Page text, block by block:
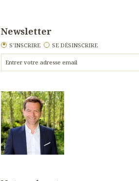
Newsletter
S'INSCRIRE SE DÉSINSCRIRE